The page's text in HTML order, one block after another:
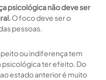
psicológica não deve ser
O foco deve ser o
pessoas.
ou indiferença tem
psicológica ter efeito. Do
estado anterior é muito